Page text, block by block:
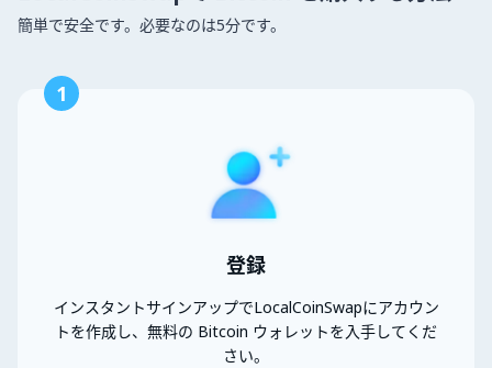
簡単で安全です。必要なのは5分です。
1
登録
インスタントサインアップでLocalCoinSwapにアカウン
トを作成し、無料の Bitcoin ウォレットを入手してくだ
さい。